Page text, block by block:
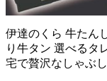
伊達のくら 牛たん
り牛タン 選べるタ
宅で贅沢なしゃぶ